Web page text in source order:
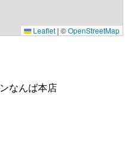
Leaflet | ©OpenStreetMap
なんば本店